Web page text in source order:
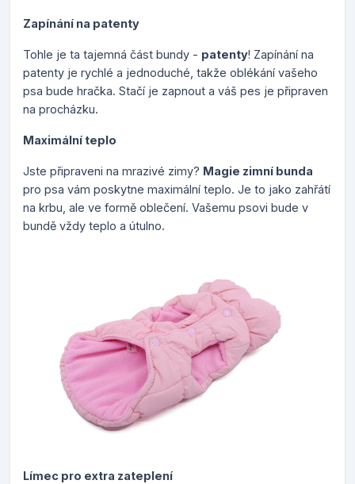
Zapínání na patenty
Tohle je ta tajemná část bundy - patenty! Zapínání na
patenty je rychlé a jednoduché, takže oblékání vašeho
psa bude hračka. Stačí je zapnout a váš pes je připraven
na procházku.
Maximální teplo
Jste připraveni na mrazivé zimy? Magie zimní bunda
pro psa vám poskytne maximální teplo. Je to jako zahřátí
na krbu, ale ve formě oblečení. Vašemu psovi bude v
bundě vždy teplo a útulno.
Límec pro extra zateplení